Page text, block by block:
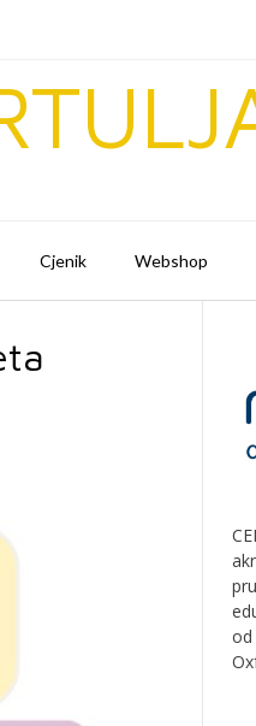
Cjenik Webshop
od